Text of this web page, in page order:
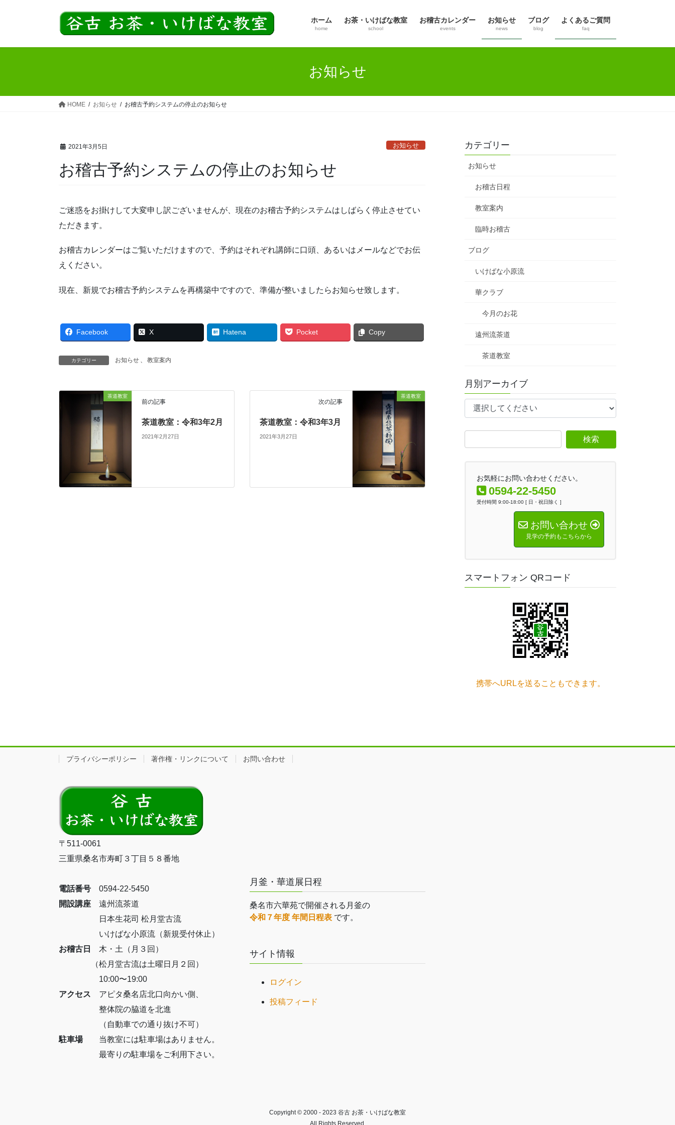
ホーム
home
お茶・いけばな教室
school
お稽古カレンダー
events
お知らせ
news
ブログ
blog
よくあるご質問
faq
お知らせ
HOME お知らせ お稽古予約システムの停止のお知らせ
2021年3月5日 お知らせ
お稽古予約システムの停止のお知らせ
ご迷惑をお掛けして大変申し訳ございませんが、現在のお稽古予約システムはしばらく停止させてい
ただきます。
お稽古カレンダーはご覧いただけますので、予約はそれぞれ講師に口頭、あるいはメールなどでお伝
えください。
現在、新規でお稽古予約システムを再構築中ですので、準備が整いましたらお知らせ致します。
Facebook X Hatena Pocket Copy
カテゴリー お知らせ 教室案内
茶道教室
前の記事
茶道教室：令和3年2月
2021年2月27日
茶道教室
次の記事
茶道教室：令和3年3月
2021年3月27日
カテゴリー
お知らせ
お稽古日程
教室案内
臨時お稽古
ブログ
いけばな小原流
華クラブ
今月のお花
遠州流茶道
茶道教室
月別アーカイブ
お気軽にお問い合わせください。
0594-22-5450
受付時間 9:00-18:00 [ 日・祝日除く ]
お問い合わせ
見学の予約もこちらから
スマートフォン QRコード
携帯へURLを送ることもできます。
プライバシーポリシー 著作権・リンクについて お問い合わせ
〒511-0061
三重県桑名市寿町３丁目５８番地
電話番号 0594-22-5450
開設講座 遠州流茶道
日本生花司 松月堂古流
いけばな小原流（新規受付休止）
お稽古日
木・土（月３回）
（松月堂古流は土曜日月２回）
10:00〜19:00
アクセス アピタ桑名店北口向かい側、
整体院の脇道を北進
（自動車での通り抜け不可）
駐車場
当教室には駐車場はありません。
最寄りの駐車場をご利用下さい。
月釜・華道展日程
桑名市六華苑で開催される月釜の
令和７年度 年間日程表 です。
サイト情報
ログイン
投稿フィード
Copyright © 2000 - 2023 谷古 お茶・いけばな教室
All Rights Reserved.